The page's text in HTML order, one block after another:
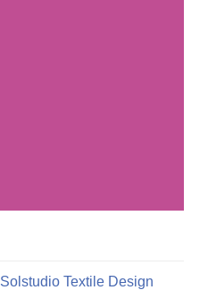
Solstudio Textile Design